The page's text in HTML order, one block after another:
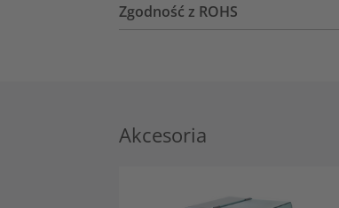
Zgodność z ROHS
Akcesoria